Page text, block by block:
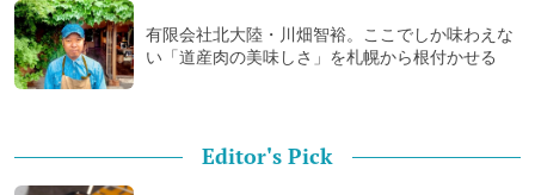
有限会社北大陸・川畑智裕。ここでしか味わえな
い「道産肉の美味しさ」を札幌から根付かせる
Editor's Pick